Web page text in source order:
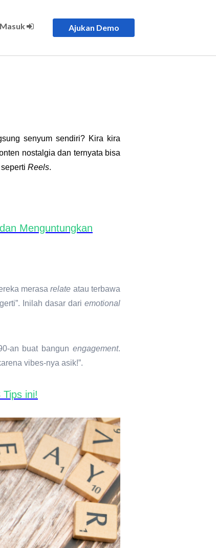
Masuk Ajukan Demo
senyum sendiri? Kira kira
nostalgia dan ternyata bisa
Reels.
Menguntungkan
merasarelate atau terbawa
Inilah dasar dari emotional
an buat bangunengagement.
vibes-nya asik!”.
ini!